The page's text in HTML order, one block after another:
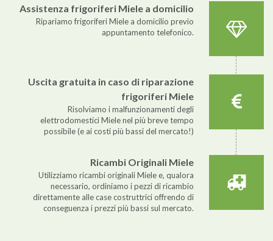
Assistenza frigoriferi Miele a domicilio
Ripariamo frigoriferi Miele a domicilio previo
appuntamento telefonico.
Uscita gratuita in caso di riparazione
frigoriferi Miele
Risolviamo i malfunzionamenti degli
elettrodomestici Miele nel più breve tempo
possibile (e ai costi più bassi del mercato!)
Ricambi Originali Miele
Utilizziamo ricambi originali Miele e, qualora
necessario, ordiniamo i pezzi di ricambio
direttamente alle case costruttrici offrendo di
conseguenza i prezzi più bassi sul mercato.